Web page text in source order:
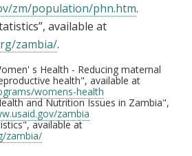
zm/population/phn.htm.
available at
zambia/.
s Health - Reducing maternal
health", available at
womens-health
and Nutrition Issues in Zambia",
zambia
available at
zambia/